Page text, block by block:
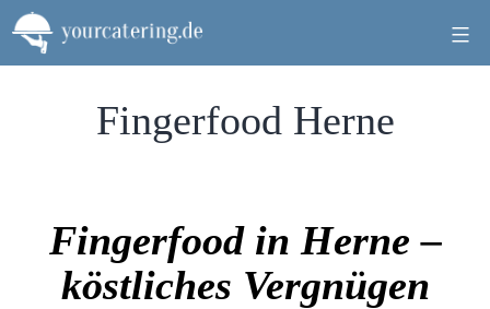
Zum
Inhalt
springen
Fingerfood Herne
Fingerfood in Herne –
köstliches Vergnügen